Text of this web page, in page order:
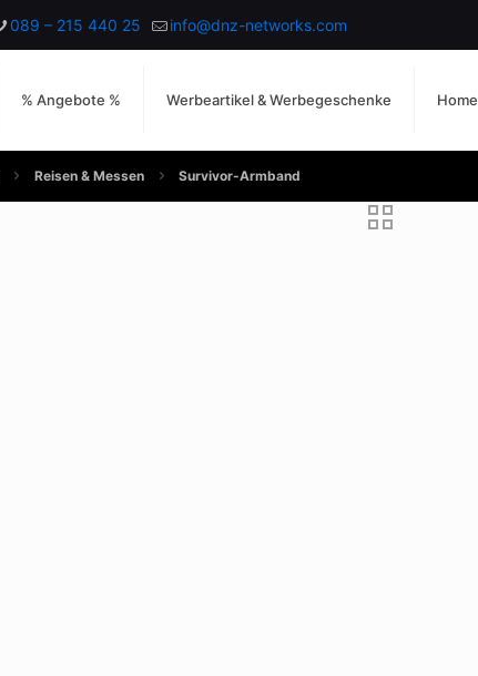
089 – 215 440 25 info@dnz-networks.com
% Angebote % Werbeartikel & Werbegeschenke Home
Reisen & Messen Survivor-Armband